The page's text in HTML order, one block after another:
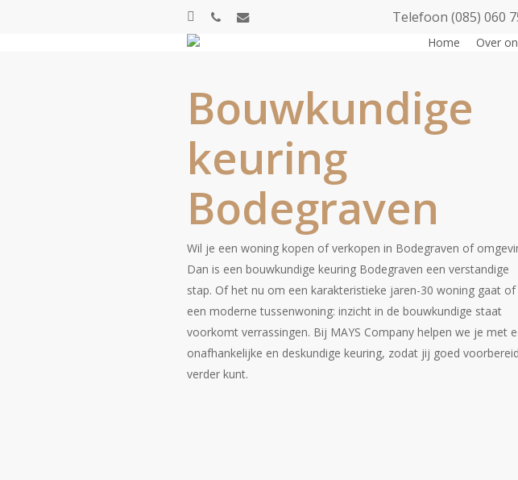
phoneemail
Telefoon (085) 060
Home Over
Bouwkundige
keuring
Bodegraven
Wil je een woning kopen of verkopen in Bodegraven of
Dan is een bouwkundige keuring Bodegraven een verstandige
stap. Of het nu om een karakteristieke jaren-30 woning gaat of
een moderne tussenwoning: inzicht in de bouwkundige staat
voorkomt verrassingen. Bij MAYS Company helpen we je met
onafhankelijke en deskundige keuring, zodat jij goed voorbereid
verder kunt.